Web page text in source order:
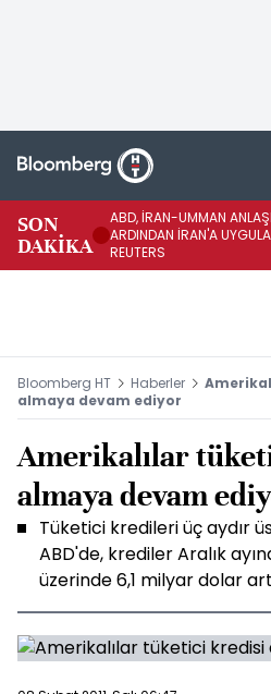
SON
DAKİKA
ABD, İRAN-UMMAN
ARDINDAN İRAN'A
REUTERS
Bloomberg HT Haberler
almaya devam ediyor
Amerikalılar
almaya devam
Tüketici kredileri üç aydır
ABD'de, krediler Aralık
üzerinde 6,1 milyar dolar